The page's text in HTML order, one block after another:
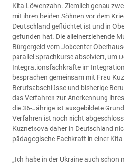
Kita Löwenzahn. Ziemlich genau
mit ihren beiden Söhnen vor dem
Deutschland geflüchtet ist und in
gefunden hat. Die alleinerziehende
Bürgergeld vom Jobcenter
parallel Sprachkurse absolviert, um
Integrationsfachkräfte im
besprachen gemeinsam mit Frau
Berufsabschlüsse und bisherige
das Verfahren zur Anerkennung
die 36-Jährige ist ausgebildete
Verfahren ist noch nicht
Kuznetsova daher in Deutschland
pädagogische Fachkraft in einer Kita
„Ich habe in der Ukraine auch schon